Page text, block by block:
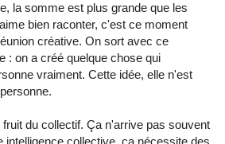
la somme est plus grande que les
bien raconter, c'est ce moment
créative. On sort avec ce
: on a créé quelque chose qui
vraiment. Cette idée, elle n'est
du collectif. Ça n'arrive pas souvent
intelligence collective, ça nécessite des